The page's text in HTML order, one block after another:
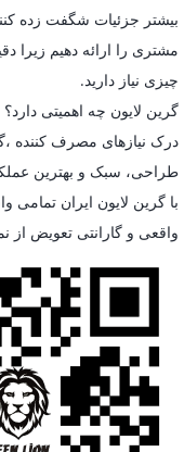
بیشتر جزئیات شگفت زده
مشتری را ارائه دهیم زیرا
چیزی نیاز دارید.
گرین لایون چه اهمیتی دارد؟
درک نیازهای مصرف کننده
طراحی، سبک و بهترین
با گرین لایون ایران
واقعی و گارانتی تعویض از